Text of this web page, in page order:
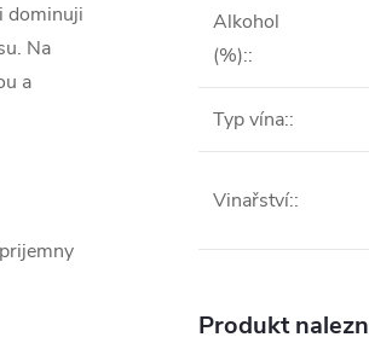
dominuji
Na
a
Alkohol
(%)::
Typ vína::
Vinařství::
Produkt